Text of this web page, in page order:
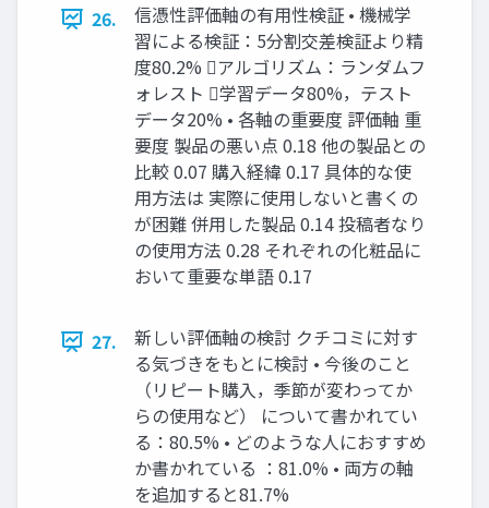
26.
信憑性評価軸の有用性検証 • 機械学
習による検証：5分割交差検証より精
度80.2% アルゴリズム：ランダムフ
ォレスト 学習データ80%，テスト
データ20% • 各軸の重要度 評価軸 重
要度 製品の悪い点 0.18 他の製品との
比較 0.07 購入経緯 0.17 具体的な使
用方法は 実際に使用しないと書くの
が困難 併用した製品 0.14 投稿者なり
の使用方法 0.28 それぞれの化粧品に
おいて重要な単語 0.17
27.
新しい評価軸の検討 クチコミに対す
る気づきをもとに検討 • 今後のこと
（リピート購入，季節が変わってか
らの使用など） について書かれてい
る：80.5% • どのような人におすすめ
か書かれている ：81.0% • 両方の軸
を追加すると81.7%